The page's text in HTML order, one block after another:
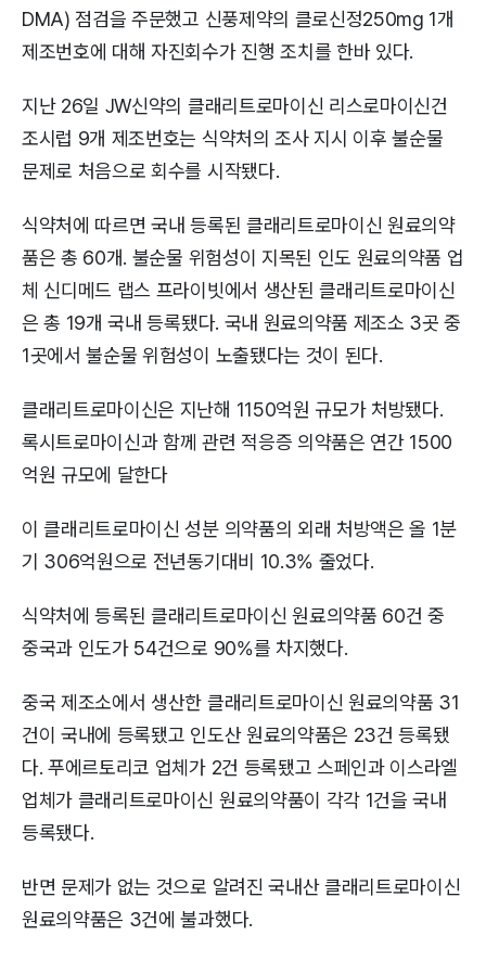
DMA) 점검을 주문했고 신풍제약의 클로신정250mg 1개
제조번호에 대해 자진회수가 진행 조치를 한바 있다.
지난 26일 JW신약의 클래리트로마이신 리스로마이신건
조시럽 9개 제조번호는 식약처의 조사 지시 이후 불순물
문제로 처음으로 회수를 시작됐다.
식약처에 따르면 국내 등록된 클래리트로마이신 원료의약
품은 총 60개. 불순물 위험성이 지목된 인도 원료의약품 업
체 신디메드 랩스 프라이빗에서 생산된 클래리트로마이신
은 총 19개 국내 등록됐다. 국내 원료의약품 제조소 3곳 중
1곳에서 불순물 위험성이 노출됐다는 것이 된다.
클래리트로마이신은 지난해 1150억원 규모가 처방됐다.
록시트로마이신과 함께 관련 적응증 의약품은 연간 1500
억원 규모에 달한다
이 클래리트로마이신 성분 의약품의 외래 처방액은 올 1분
기 306억원으로 전년동기대비 10.3% 줄었다.
식약처에 등록된 클래리트로마이신 원료의약품 60건 중
중국과 인도가 54건으로 90%를 차지했다.
중국 제조소에서 생산한 클래리트로마이신 원료의약품 31
건이 국내에 등록됐고 인도산 원료의약품은 23건 등록됐
다. 푸에르토리코 업체가 2건 등록됐고 스페인과 이스라엘
업체가 클래리트로마이신 원료의약품이 각각 1건을 국내
등록됐다.
반면 문제가 없는 것으로 알려진 국내산 클래리트로마이신
원료의약품은 3건에 불과했다.